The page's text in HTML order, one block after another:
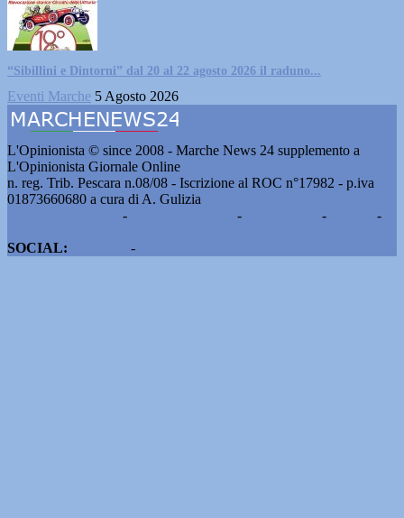
“Sibillini e Dintorni” dal 20 al 22 agosto 2026 il raduno...
Eventi Marche 5 Agosto 2026
L'Opinionista © since 2008 - Marche News 24 supplemento a
L'Opinionista Giornale Online
n. reg. Trib. Pescara n.08/08 - Iscrizione al ROC n°17982 - p.iva
01873660680 a cura di A. Gulizia
- - -
-
SOCIAL:
-